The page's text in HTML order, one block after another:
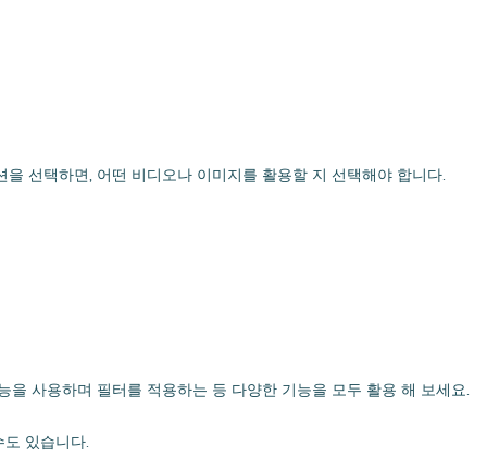
선택하면, 어떤 비디오나 이미지를 활용할 지 선택해야 합니다.
사용하며 필터를 적용하는 등 다양한 기능을 모두 활용 해 보세요.
있습니다.